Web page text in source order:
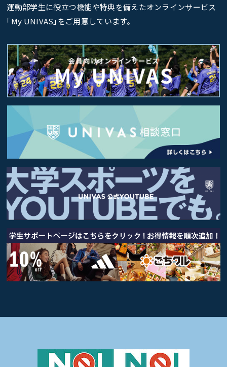
運動部学生に役立つ機能や特典を備えたオンラインサービス
｢My UNIVAS｣をご用意しています。